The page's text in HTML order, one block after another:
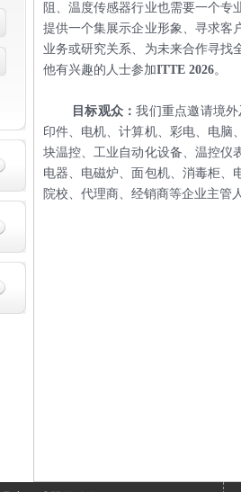
阻、温度传感器行业也需要一个专
提供一个集展示企业形象、寻求客
业务或研究关系、为未来合作寻找
他有兴趣的人士参加ITTE 2026。
目标观众：我们重点邀请境
印件、电机、计算机、彩电、电脑
块温控、工业自动化设备、温控仪
电器、电磁炉、面包机、消毒柜、
院校、代理商、经销商等企业主管